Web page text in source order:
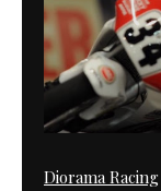
Diorama Racing